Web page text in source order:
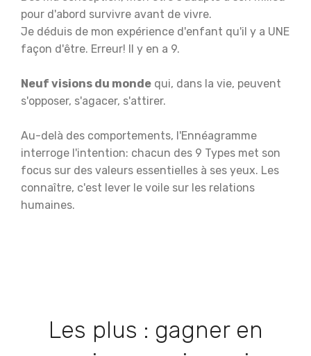
pour d'abord survivre avant de vivre.
Je déduis de mon expérience d'enfant qu'il y a UNE
façon d'être. Erreur! Il y en a 9.
Neuf visions du monde qui, dans la vie, peuvent
s'opposer, s'agacer, s'attirer.
Au-delà des comportements, l'Ennéagramme
interroge l'intention: chacun des 9 Types met son
focus sur des valeurs essentielles à ses yeux. Les
connaître, c'est lever le voile sur les relations
humaines.
Les plus : gagner en